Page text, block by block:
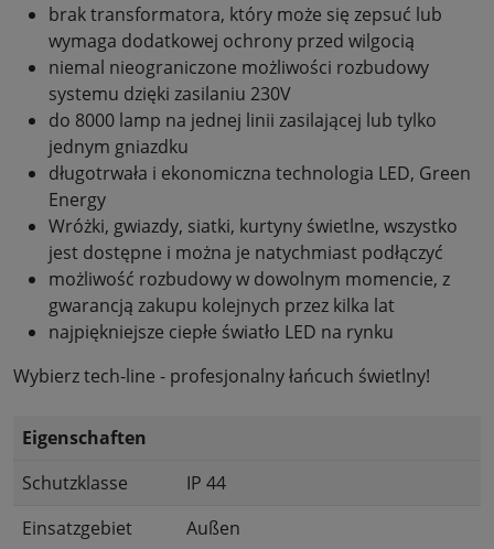
brak transformatora, który może się zepsuć lub
wymaga dodatkowej ochrony przed wilgocią
niemal nieograniczone możliwości rozbudowy
systemu dzięki zasilaniu 230V
do 8000 lamp na jednej linii zasilającej lub tylko
jednym gniazdku
długotrwała i ekonomiczna technologia LED, Green
Energy
Wróżki, gwiazdy, siatki, kurtyny świetlne, wszystko
jest dostępne i można je natychmiast podłączyć
możliwość rozbudowy w dowolnym momencie, z
gwarancją zakupu kolejnych przez kilka lat
najpiękniejsze ciepłe światło LED na rynku
Wybierz tech-line - profesjonalny łańcuch świetlny!
Eigenschaften
Schutzklasse
IP 44
Einsatzgebiet
Außen